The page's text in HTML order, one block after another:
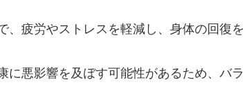
、疲労やストレスを軽減し、身体の回復を
に悪影響を及ぼす可能性があるため、バラ